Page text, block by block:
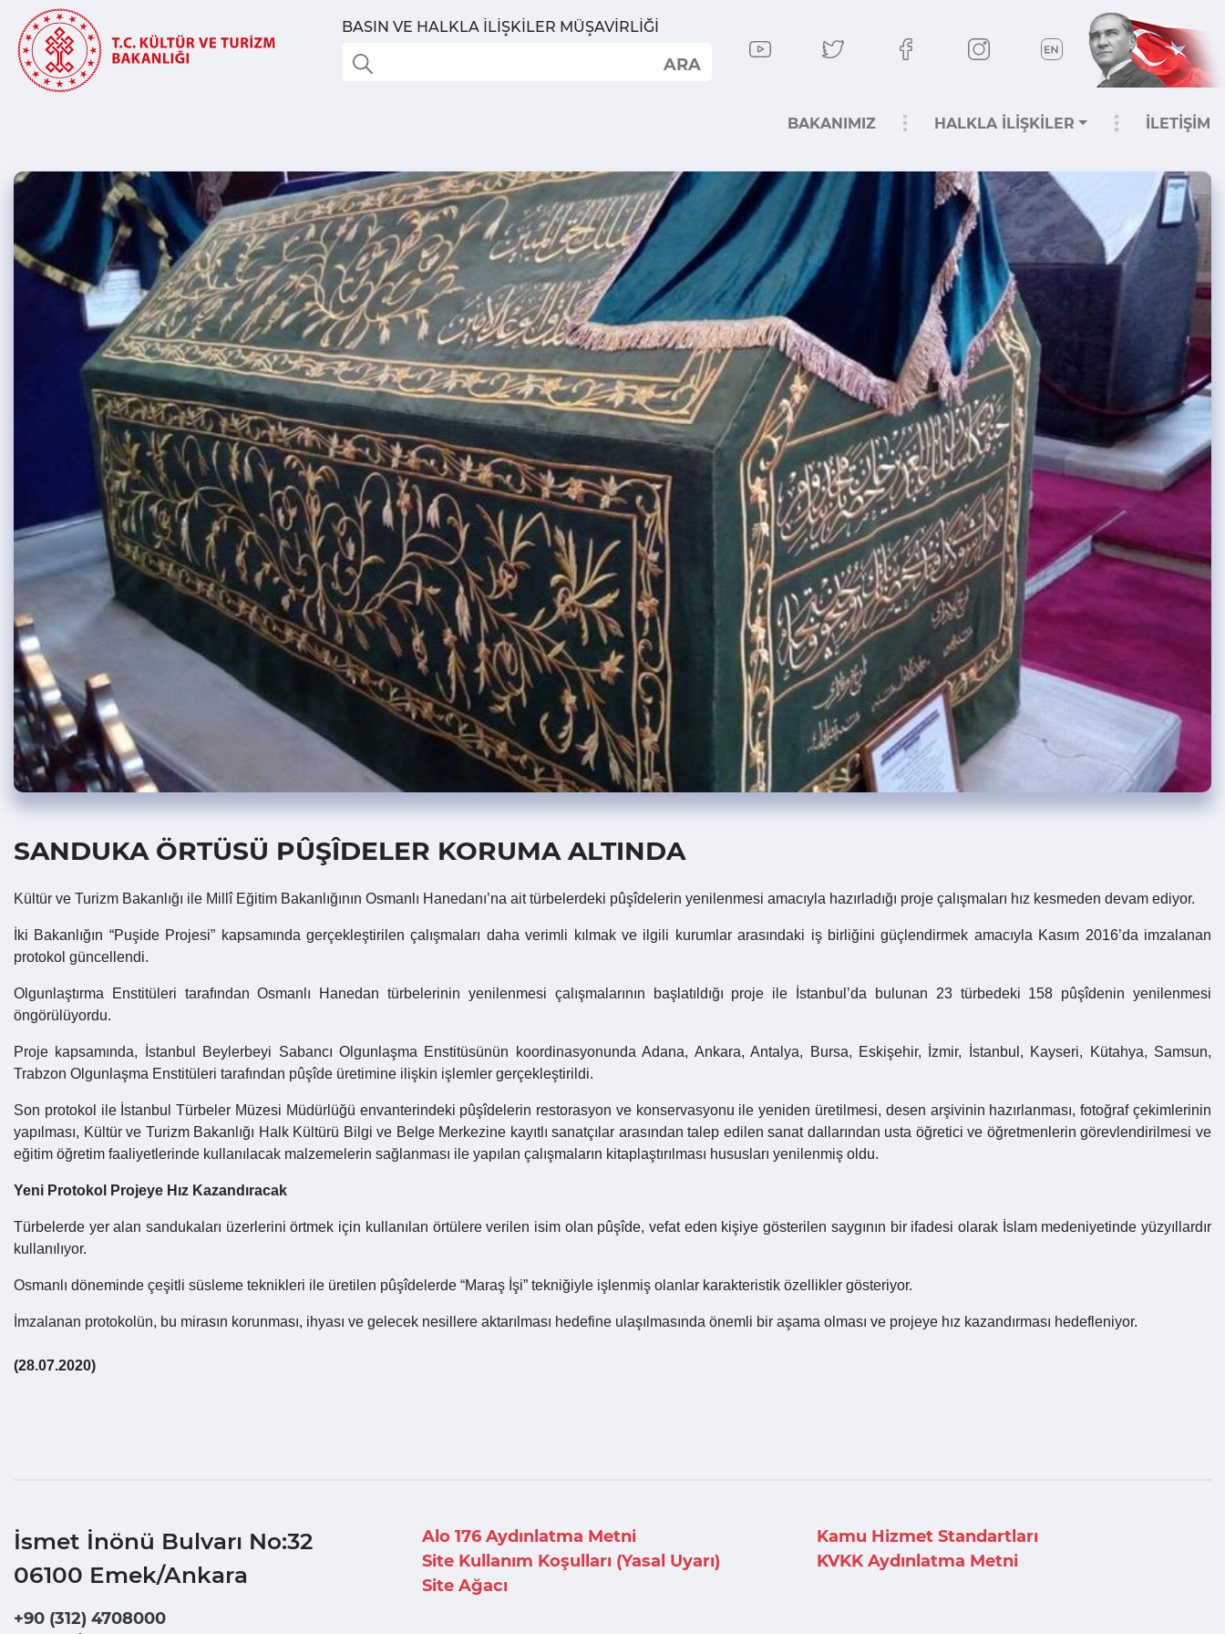
BASIN VE HALKLA İLİŞKİLER MÜŞAVİRLİĞİ
ARA
BAKANIMIZ HALKLA İLİŞKİLER İLETİŞİM
SANDUKA ÖRTÜSÜ PÛŞÎDELER KORUMA ALTINDA
Kültür ve Turizm Bakanlığı ile Millî Eğitim Bakanlığının Osmanlı Hanedanı’na ait türbelerdeki pûşîdelerin yenilenmesi amacıyla hazırladığı proje çalışmaları hız kesmeden devam ediyor.
İki Bakanlığın “Puşide Projesi” kapsamında gerçekleştirilen çalışmaları daha verimli kılmak ve ilgili kurumlar arasındaki iş birliğini güçlendirmek amacıyla Kasım 2016’da imzalanan
protokol güncellendi.
Olgunlaştırma Enstitüleri tarafından Osmanlı Hanedan türbelerinin yenilenmesi çalışmalarının başlatıldığı proje ile İstanbul’da bulunan 23 türbedeki 158 pûşîdenin yenilenmesi
öngörülüyordu.
Proje kapsamında, İstanbul Beylerbeyi Sabancı Olgunlaşma Enstitüsünün koordinasyonunda Adana, Ankara, Antalya, Bursa, Eskişehir, İzmir, İstanbul, Kayseri, Kütahya, Samsun,
Trabzon Olgunlaşma Enstitüleri tarafından pûşîde üretimine ilişkin işlemler gerçekleştirildi.
Son protokol ile İstanbul Türbeler Müzesi Müdürlüğü envanterindeki pûşîdelerin restorasyon ve konservasyonu ile yeniden üretilmesi, desen arşivinin hazırlanması, fotoğraf çekimlerinin
yapılması, Kültür ve Turizm Bakanlığı Halk Kültürü Bilgi ve Belge Merkezine kayıtlı sanatçılar arasından talep edilen sanat dallarından usta öğretici ve öğretmenlerin görevlendirilmesi ve
eğitim öğretim faaliyetlerinde kullanılacak malzemelerin sağlanması ile yapılan çalışmaların kitaplaştırılması hususları yenilenmiş oldu.
Yeni Protokol Projeye Hız Kazandıracak
Türbelerde yer alan sandukaları üzerlerini örtmek için kullanılan örtülere verilen isim olan pûşîde, vefat eden kişiye gösterilen saygının bir ifadesi olarak İslam medeniyetinde yüzyıllardır
kullanılıyor.
Osmanlı döneminde çeşitli süsleme teknikleri ile üretilen pûşîdelerde “Maraş İşi” tekniğiyle işlenmiş olanlar karakteristik özellikler gösteriyor.
İmzalanan protokolün, bu mirasın korunması, ihyası ve gelecek nesillere aktarılması hedefine ulaşılmasında önemli bir aşama olması ve projeye hız kazandırması hedefleniyor.
(28.07.2020)
İsmet İnönü Bulvarı No:32
06100 Emek/Ankara
+90 (312) 4708000
Alo 176 Aydınlatma Metni
Kamu Hizmet Standartları
Site Kullanım Koşulları (Yasal Uyarı)
KVKK Aydınlatma Metni
Site Ağacı